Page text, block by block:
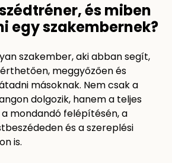
és miben
egy szakembernek?
szakember, aki abban segít,
meggyőzően és
másoknak. Nem csak a
dolgozik, hanem a teljes
mondandó felépítésén, a
és a szereplési
is.